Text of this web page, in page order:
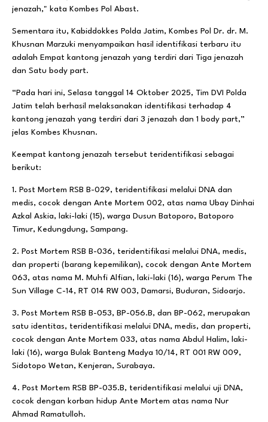
jenazah," kata Kombes Pol Abast.
Sementara itu, Kabiddokkes Polda Jatim, Kombes Pol Dr. dr. M.
Khusnan Marzuki menyampaikan hasil identifikasi terbaru itu
adalah Empat kantong jenazah yang terdiri dari Tiga jenazah
dan Satu body part.
“Pada hari ini, Selasa tanggal 14 Oktober 2025, Tim DVI Polda
Jatim telah berhasil melaksanakan identifikasi terhadap 4
kantong jenazah yang terdiri dari 3 jenazah dan 1 body part,”
jelas Kombes Khusnan.
Keempat kantong jenazah tersebut teridentifikasi sebagai
berikut:
1. Post Mortem RSB B-029, teridentifikasi melalui DNA dan
medis, cocok dengan Ante Mortem 002, atas nama Ubay Dinhai
Azkal Askia, laki-laki (15), warga Dusun Batoporo, Batoporo
Timur, Kedungdung, Sampang.
2. Post Mortem RSB B-036, teridentifikasi melalui DNA, medis,
dan properti (barang kepemilikan), cocok dengan Ante Mortem
063, atas nama M. Muhfi Alfian, laki-laki (16), warga Perum The
Sun Village C-14, RT 014 RW 003, Damarsi, Buduran, Sidoarjo.
3. Post Mortem RSB B-053, BP-056.B, dan BP-062, merupakan
satu identitas, teridentifikasi melalui DNA, medis, dan properti,
cocok dengan Ante Mortem 033, atas nama Abdul Halim, laki-
laki (16), warga Bulak Banteng Madya 10/14, RT 001 RW 009,
Sidotopo Wetan, Kenjeran, Surabaya.
4. Post Mortem RSB BP-035.B, teridentifikasi melalui uji DNA,
cocok dengan korban hidup Ante Mortem atas nama Nur
Ahmad Ramatulloh.